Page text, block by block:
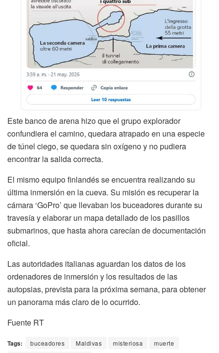
Este banco de arena hizo que el grupo explorador
confundiera el camino, quedara atrapado en una especie
de túnel ciego, se quedara sin oxígeno y no pudiera
encontrar la salida correcta.
El mismo equipo finlandés se encuentra realizando su
última inmersión en la cueva. Su misión es recuperar la
cámara ‘GoPro’ que llevaban los buceadores durante su
travesía y elaborar un mapa detallado de los pasillos
submarinos, que hasta ahora carecían de documentación
oficial.
Las autoridades italianas aguardan los datos de los
ordenadores de inmersión y los resultados de las
autopsias, prevista para la próxima semana, para obtener
un panorama más claro de lo ocurrido.
Fuente RT
Tags: buceadores Maldivas misteriosa
muerte